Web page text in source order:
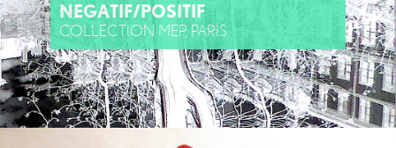
NEGATIF/POSITIF
COLLECTION MEP, PARIS.